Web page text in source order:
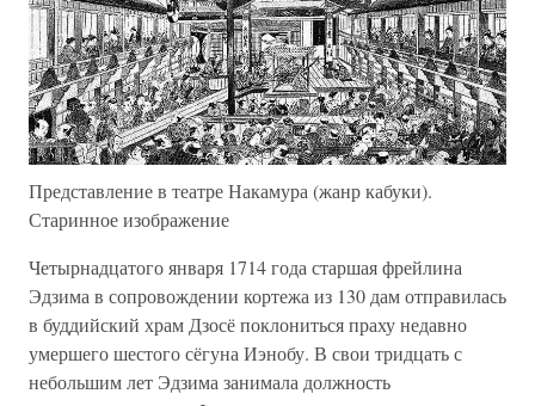
Представление в театре Накамура (жанр кабуки).
Старинное изображение
Четырнадцатого января 1714 года старшая фрейлина
Эдзима в сопровождении кортежа из 130 дам отправилась
в буддийский храм Дзосё поклониться праху недавно
умершего шестого сёгуна Иэнобу. В свои тридцать с
небольшим лет Эдзима занимала должность